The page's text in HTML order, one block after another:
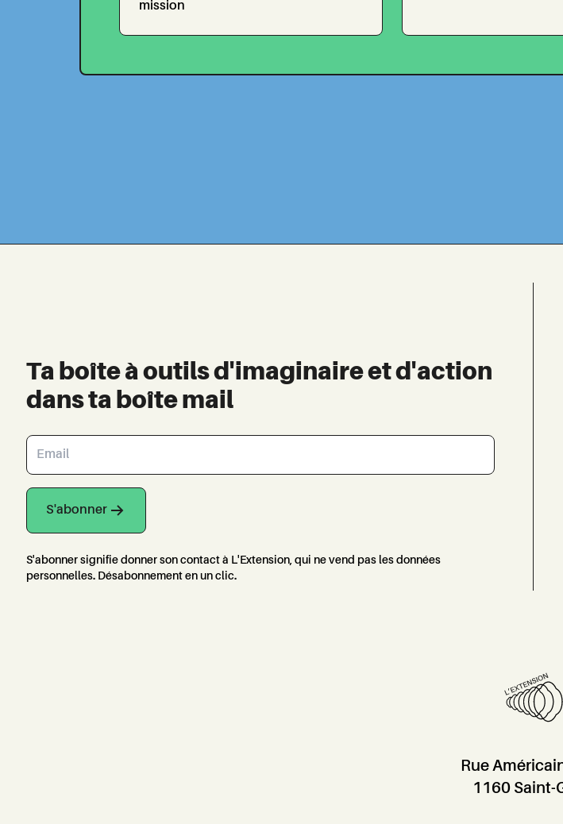
mission
Ta boîte à outils d'imaginaire et d'action
dans ta boîte mail
S'abonner
S'abonner signifie donner son contact à L'Extension, qui ne vend pas les données
personnelles. Désabonnement en un clic.
Rue
1160 Saint-